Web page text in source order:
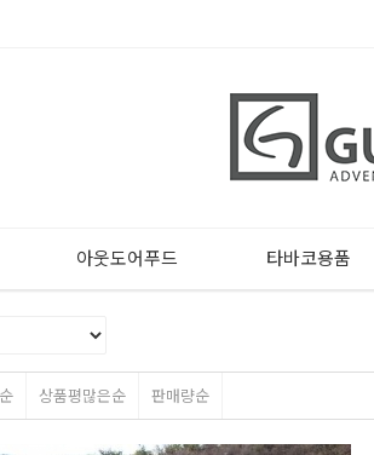
아웃도어푸드 타바코용품
상품평많은순 판매량순